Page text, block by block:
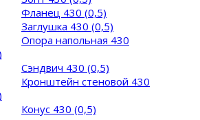
Фланец 430 (0,5)
Заглушка 430 (0,5)
Опора напольная 430
Сэндвич 430 (0,5)
Кронштейн стеновой 430
Конус 430 (0,5)